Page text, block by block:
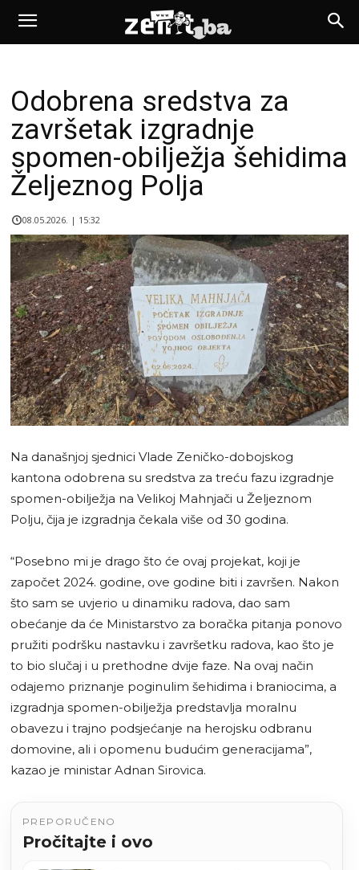
Odobrena sredstva za
završetak izgradnje
spomen-obilježja šehidima
Željeznog Polja
08.05.2026. | 15:32
Na današnjoj sjednici Vlade Zeničko-dobojskog
kantona odobrena su sredstva za treću fazu izgradnje
spomen-obilježja na Velikoj Mahnjači u Željeznom
Polju, čija je izgradnja čekala više od 30 godina.
“Posebno mi je drago što će ovaj projekat, koji je
započet 2024. godine, ove godine biti i završen. Nakon
što sam se uvjerio u dinamiku radova, dao sam
obećanje da će Ministarstvo za boračka pitanja ponovo
pružiti podršku nastavku i završetku radova, kao što je
to bio slučaj i u prethodne dvije faze. Na ovaj način
odajemo priznanje poginulim šehidima i braniocima, a
izgradnja spomen-obilježja predstavlja moralnu
obavezu i trajno podsjećanje na herojsku odbranu
domovine, ali i opomenu budućim generacijama”,
kazao je ministar Adnan Sirovica.
PREPORUČENO
Pročitajte i ovo